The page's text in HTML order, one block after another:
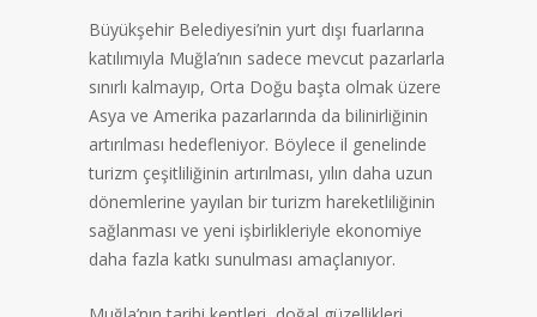
Büyükşehir Belediyesi’nin yurt dışı fuarlarına
katılımıyla Muğla’nın sadece mevcut pazarlarla
sınırlı kalmayıp, Orta Doğu başta olmak üzere
Asya ve Amerika pazarlarında da bilinirliğinin
artırılması hedefleniyor. Böylece il genelinde
turizm çeşitliliğinin artırılması, yılın daha uzun
dönemlerine yayılan bir turizm hareketliliğinin
sağlanması ve yeni işbirlikleriyle ekonomiye
daha fazla katkı sunulması amaçlanıyor.